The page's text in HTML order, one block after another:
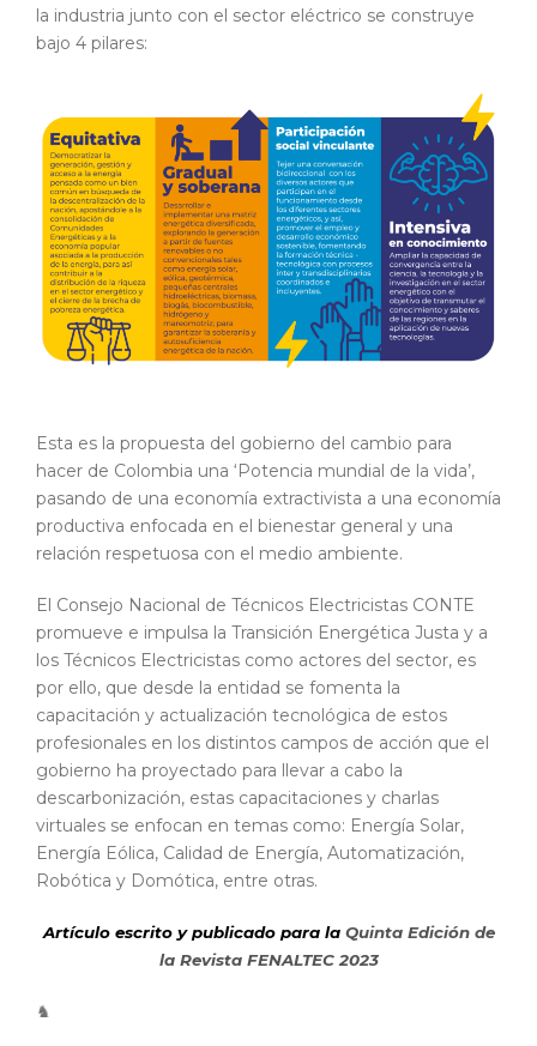
la industria junto con el sector eléctrico se construye
bajo 4 pilares:
Esta es la propuesta del gobierno del cambio para
hacer de Colombia una ‘Potencia mundial de la vida’,
pasando de una economía extractivista a una economía
productiva enfocada en el bienestar general y una
relación respetuosa con el medio ambiente.
El Consejo Nacional de Técnicos Electricistas CONTE
promueve e impulsa la Transición Energética Justa y a
los Técnicos Electricistas como actores del sector, es
por ello, que desde la entidad se fomenta la
capacitación y actualización tecnológica de estos
profesionales en los distintos campos de acción que el
gobierno ha proyectado para llevar a cabo la
descarbonización, estas capacitaciones y charlas
virtuales se enfocan en temas como: Energía Solar,
Energía Eólica, Calidad de Energía, Automatización,
Robótica y Domótica, entre otras.
Artículo escrito y publicado para la Quinta Edición de
la Revista FENALTEC 2023
♞